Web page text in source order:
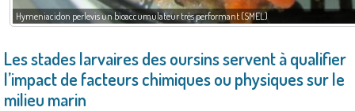
Hymeniacidon perlevis un bioaccumulateur très performant (SMEL)
Les stades larvaires des oursins servent à qualifier
l’impact de facteurs chimiques ou physiques sur le
milieu marin